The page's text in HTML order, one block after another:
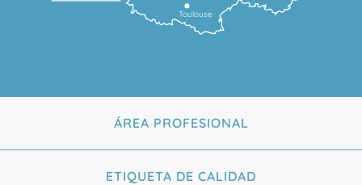
Toulouse
ÁREA PROFESIONAL
ETIQUETA DE CALIDAD